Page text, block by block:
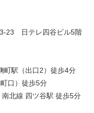
23 日テレ四谷ビル5階
町駅（出口2）徒歩4分
口）徒歩5分
北線 四ツ谷駅 徒歩5分